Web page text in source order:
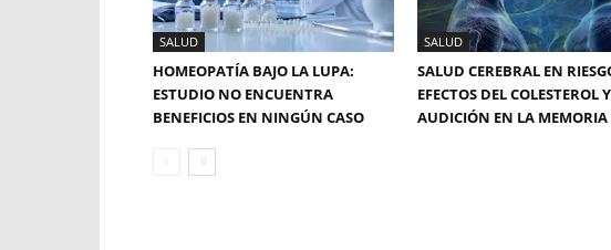
SALUD
HOMEOPATÍA BAJO LA LUPA:
ESTUDIO NO ENCUENTRA
BENEFICIOS EN NINGÚN CASO
SALUD
SALUD CEREBRAL EN
EFECTOS DEL COLESTEROL
AUDICIÓN EN LA MEMORIA